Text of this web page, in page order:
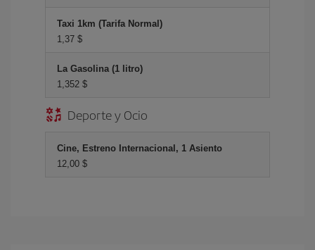
Taxi 1km (Tarifa Normal)
1,37 $
La Gasolina (1 litro)
1,352 $
Deporte y Ocio
Cine, Estreno Internacional, 1 Asiento
12,00 $